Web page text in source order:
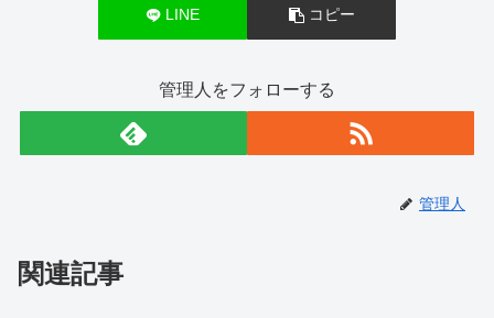
LINE コピー
管理人をフォローする
管理人
関連記事